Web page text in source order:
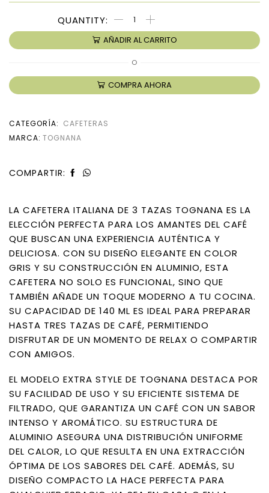
AÑADIR AL CARRITO
O
COMPRA AHORA
CATEGORÍA: CAFETERAS
MARCA: TOGNANA
COMPARTIR:
LA CAFETERA ITALIANA DE 3 TAZAS TOGNANA ES LA
ELECCIÓN PERFECTA PARA LOS AMANTES DEL CAFÉ
QUE BUSCAN UNA EXPERIENCIA AUTÉNTICA Y
DELICIOSA. CON SU DISEÑO ELEGANTE EN COLOR
GRIS Y SU CONSTRUCCIÓN EN ALUMINIO, ESTA
CAFETERA NO SOLO ES FUNCIONAL, SINO QUE
TAMBIÉN AÑADE UN TOQUE MODERNO A TU COCINA.
SU CAPACIDAD DE 140 ML ES IDEAL PARA PREPARAR
HASTA TRES TAZAS DE CAFÉ, PERMITIENDO
DISFRUTAR DE UN MOMENTO DE RELAX O COMPARTIR
CON AMIGOS.
EL MODELO EXTRA STYLE DE TOGNANA DESTACA POR
SU FACILIDAD DE USO Y SU EFICIENTE SISTEMA DE
FILTRADO, QUE GARANTIZA UN CAFÉ CON UN SABOR
INTENSO Y AROMÁTICO. SU ESTRUCTURA DE
ALUMINIO ASEGURA UNA DISTRIBUCIÓN UNIFORME
DEL CALOR, LO QUE RESULTA EN UNA EXTRACCIÓN
ÓPTIMA DE LOS SABORES DEL CAFÉ. ADEMÁS, SU
DISEÑO COMPACTO LA HACE PERFECTA PARA